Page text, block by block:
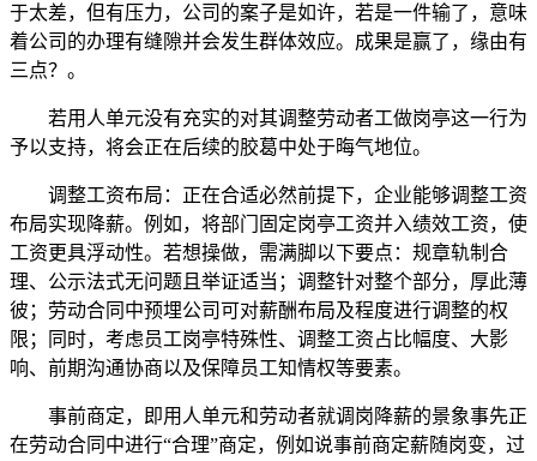
于太差，但有压力，公司的案子是如许，若是一件输了，意味
着公司的办理有缝隙并会发生群体效应。成果是赢了，缘由有
三点？。
若用人单元没有充实的对其调整劳动者工做岗亭这一行为
予以支持，将会正在后续的胶葛中处于晦气地位。
调整工资布局：正在合适必然前提下，企业能够调整工资
布局实现降薪。例如，将部门固定岗亭工资并入绩效工资，使
工资更具浮动性。若想操做，需满脚以下要点：规章轨制合
理、公示法式无问题且举证适当；调整针对整个部分，厚此薄
彼；劳动合同中预埋公司可对薪酬布局及程度进行调整的权
限；同时，考虑员工岗亭特殊性、调整工资占比幅度、大影
响、前期沟通协商以及保障员工知情权等要素。
事前商定，即用人单元和劳动者就调岗降薪的景象事先正
在劳动合同中进行“合理”商定，例如说事前商定薪随岗变，过